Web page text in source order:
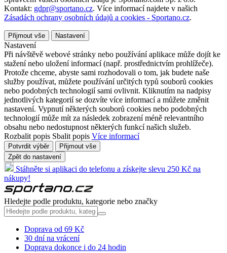
Kontakt: gdpr@sportano.cz. Více informací najdete v našich
Zásadách ochrany osobních údajů a cookies - Sportano.cz.
Přijmout vše Nastavení
Nastavení
Při návštěvě webové stránky nebo používání aplikace může dojít ke
stažení nebo uložení informací (např. prostřednictvím prohlížeče).
Protože chceme, abyste sami rozhodovali o tom, jak budete naše
služby používat, můžete používání určitých typů souborů cookies
nebo podobných technologií sami ovlivnit. Kliknutím na nadpisy
jednotlivých kategorií se dozvíte více informací a můžete změnit
nastavení. Vypnutí některých souborů cookies nebo podobných
technologií může mít za následek zobrazení méně relevantního
obsahu nebo nedostupnost některých funkcí našich služeb.
Rozbalit popis Sbalit popis Více informací
Potvrdit výběr
Přijmout vše
Zpět do nastavení
Stáhněte si aplikaci do telefonu a získejte slevu 250 Kč na
nákupy!
Hledejte podle produktu, kategorie nebo značky
Doprava od 69 Kč
30 dní na vrácení
Doprava dokonce i do 24 hodin